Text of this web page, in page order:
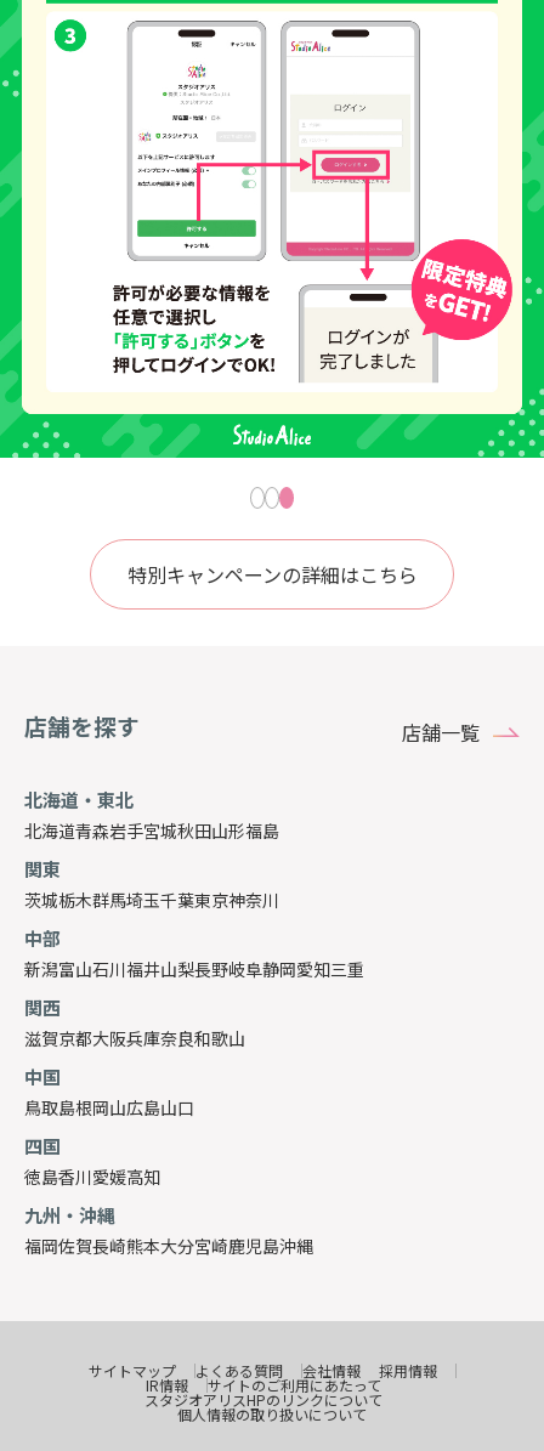
特別キャンペーンの詳細はこちら
店舗を探す 店舗一覧
北海道・東北
北海道青森岩手宮城秋田山形福島
関東
茨城栃木群馬埼玉千葉東京神奈川
中部
新潟富山石川福井山梨長野岐阜静岡愛知三重
関西
滋賀京都大阪兵庫奈良和歌山
中国
鳥取島根岡山広島山口
四国
徳島香川愛媛高知
九州・沖縄
福岡佐賀長崎熊本大分宮崎鹿児島沖縄
サイトマップ よくある質問 会社情報 採用情報
IR情報 サイトのご利用にあたって
スタジオアリスHPのリンクについて
個人情報の取り扱いについて